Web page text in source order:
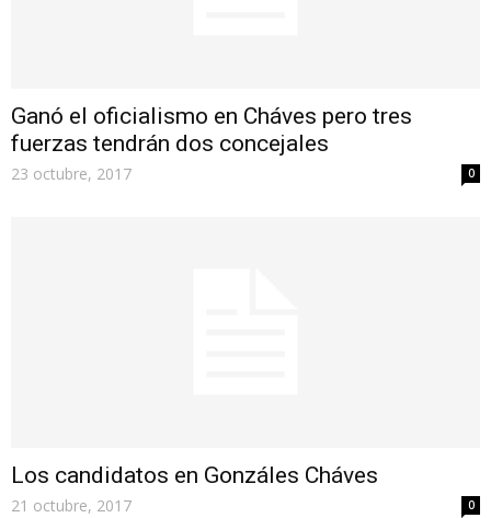
Ganó el oficialismo en Cháves pero tres
fuerzas tendrán dos concejales
23 octubre, 2017 0
Los candidatos en Gonzáles Cháves
21 octubre, 2017 0